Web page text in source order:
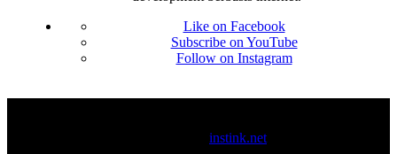
Like on Facebook
Subscribe on YouTube
Follow on Instagram
instink.net